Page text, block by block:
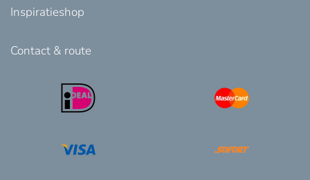
Inspiratieshop
Contact & route